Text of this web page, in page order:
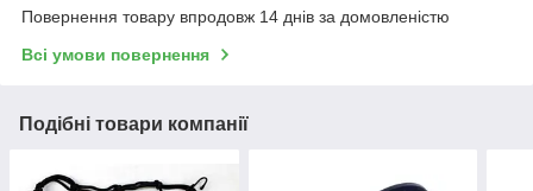
Повернення товару впродовж 14 днів за домовленістю
Всі умови повернення
Подібні товари компанії